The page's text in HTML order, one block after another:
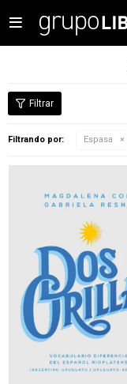

Filtrando por: Espasa